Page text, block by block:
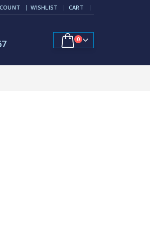
WISHLIST CART
0